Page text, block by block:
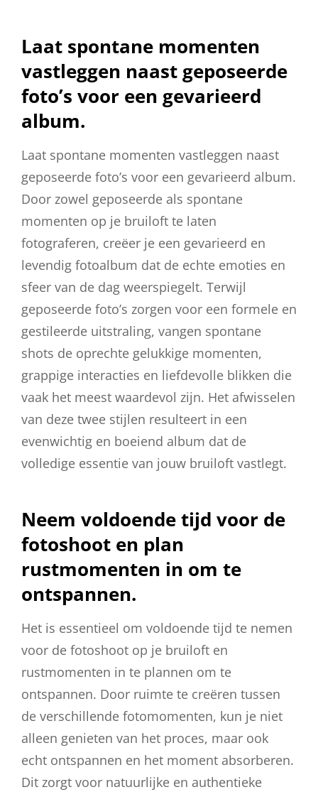
Laat spontane momenten
vastleggen naast geposeerde
foto’s voor een gevarieerd
album.
Laat spontane momenten vastleggen naast
geposeerde foto’s voor een gevarieerd album.
Door zowel geposeerde als spontane
momenten op je bruiloft te laten
fotograferen, creëer je een gevarieerd en
levendig fotoalbum dat de echte emoties en
sfeer van de dag weerspiegelt. Terwijl
geposeerde foto’s zorgen voor een formele en
gestileerde uitstraling, vangen spontane
shots de oprechte gelukkige momenten,
grappige interacties en liefdevolle blikken die
vaak het meest waardevol zijn. Het afwisselen
van deze twee stijlen resulteert in een
evenwichtig en boeiend album dat de
volledige essentie van jouw bruiloft vastlegt.
Neem voldoende tijd voor de
fotoshoot en plan
rustmomenten in om te
ontspannen.
Het is essentieel om voldoende tijd te nemen
voor de fotoshoot op je bruiloft en
rustmomenten in te plannen om te
ontspannen. Door ruimte te creëren tussen
de verschillende fotomomenten, kun je niet
alleen genieten van het proces, maar ook
echt ontspannen en het moment absorberen.
Dit zorgt voor natuurlijke en authentieke